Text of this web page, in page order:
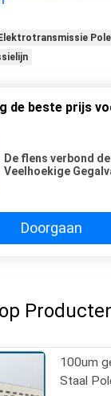
Elektrotransmissie
de beste prijs
De flens verbond
Veelhoekige
Doorgaan
100um
Staal